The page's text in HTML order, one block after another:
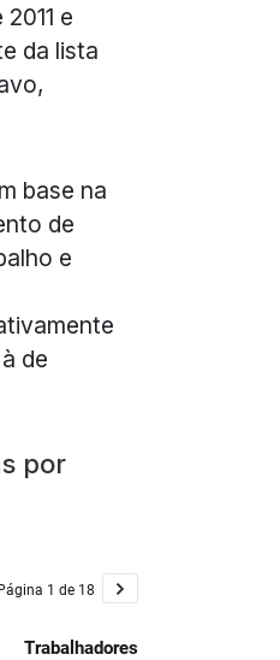
e
da lista
base na
de
e
de
por